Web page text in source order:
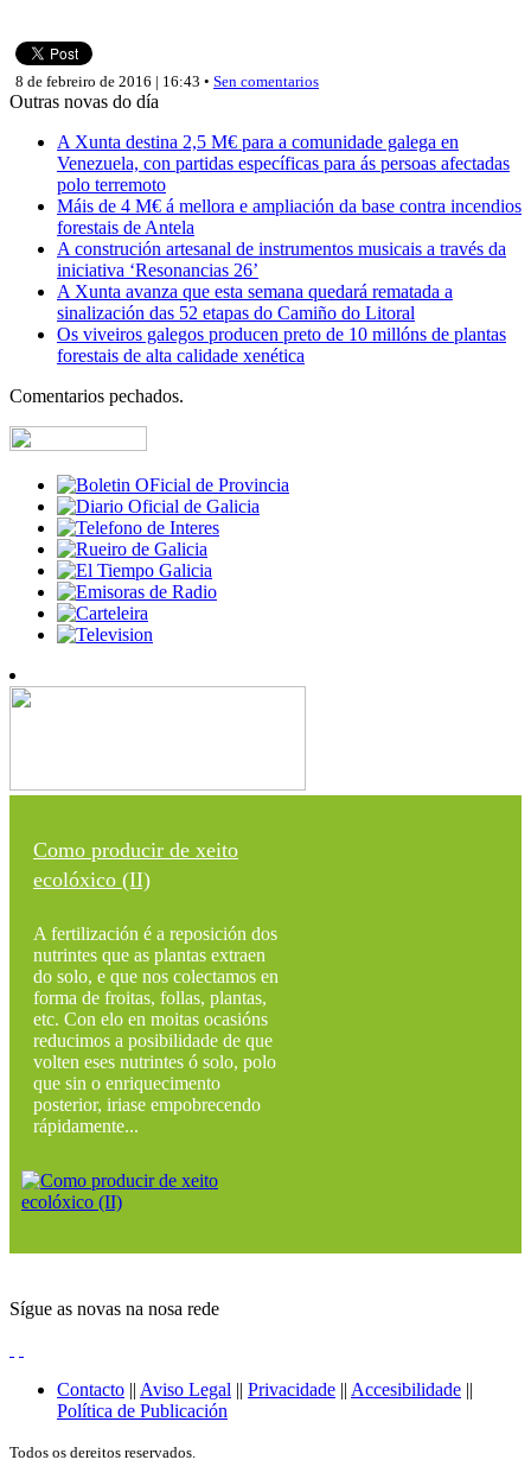
8 de febreiro de 2016 | 16:43 • Sen comentarios
Outras novas do día
A Xunta destina 2,5 M€ para a comunidade galega en
Venezuela, con partidas específicas para ás persoas afectadas
polo terremoto
Máis de 4 M€ á mellora e ampliación da base contra incendios
forestais de Antela
A construción artesanal de instrumentos musicais a través da
iniciativa ‘Resonancias 26’
A Xunta avanza que esta semana quedará rematada a
sinalización das 52 etapas do Camiño do Litoral
Os viveiros galegos producen preto de 10 millóns de plantas
forestais de alta calidade xenética
Comentarios pechados.
Como producir de xeito
ecolóxico (II)
A fertilización é a reposición dos
nutrintes que as plantas extraen
do solo, e que nos colectamos en
forma de froitas, follas, plantas,
etc. Con elo en moitas ocasións
reducimos a posibilidade de que
volten eses nutrintes ó solo, polo
que sin o enriquecimento
posterior, iriase empobrecendo
rápidamente...
Sígue as novas na nosa rede
Contacto || Aviso Legal || Privacidade || Accesibilidade ||
Política de Publicación
Todos os dereitos reservados.